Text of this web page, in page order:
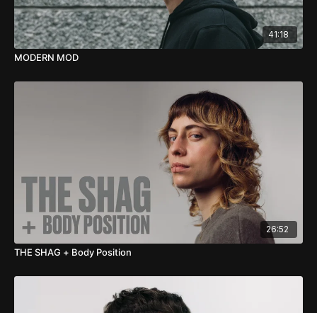
⁃ Taper: come realizzare ed applicare correttamente le
sfumature nel taglio lungo.
⁃ Texture: come sfoltire in modo semplice e veloce, senza
rasoio o sfoltitrici.
⁃ Styling: come ottenere il massimo dalle tue creazioni
41:18
MODERN MOD
26:52
THE SHAG + Body Position